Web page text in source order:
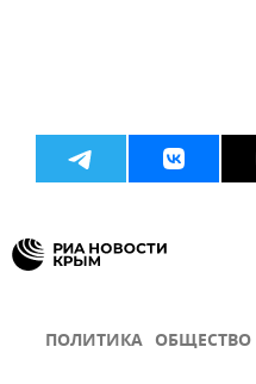
ПОЛИТИКА ОБЩЕСТВО